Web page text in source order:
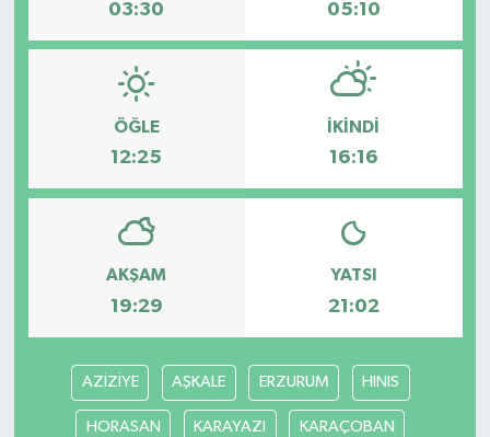
03:30 05:10
ÖĞLE
12:25
İKINDI
16:16
AKŞAM
19:29
YATSI
21:02
AZİZİYE AŞKALE ERZURUM HINIS
HORASAN KARAYAZI KARAÇOBAN